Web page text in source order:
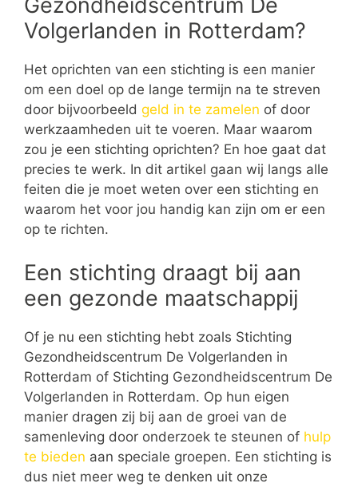
Gezondheidscentrum De
Volgerlanden in Rotterdam?
Het oprichten van een stichting is een manier
om een doel op de lange termijn na te streven
door bijvoorbeeld geld in te zamelen of door
werkzaamheden uit te voeren. Maar waarom
zou je een stichting oprichten? En hoe gaat dat
precies te werk. In dit artikel gaan wij langs alle
feiten die je moet weten over een stichting en
waarom het voor jou handig kan zijn om er een
op te richten.
Een stichting draagt bij aan
een gezonde maatschappij
Of je nu een stichting hebt zoals Stichting
Gezondheidscentrum De Volgerlanden in
Rotterdam of Stichting Gezondheidscentrum De
Volgerlanden in Rotterdam. Op hun eigen
manier dragen zij bij aan de groei van de
samenleving door onderzoek te steunen of hulp
te bieden aan speciale groepen. Een stichting is
dus niet meer weg te denken uit onze